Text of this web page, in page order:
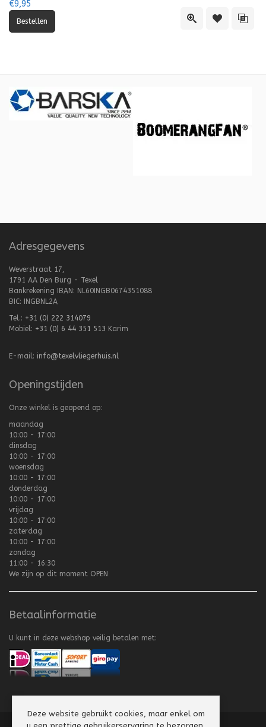
Quick ViewToevoegen
€9,95
Adresgegevens
Weverstraat 17,
1791 AA Den Burg - Texel
Bankrekening IBAN: NL60INGB0674351088
BIC: INGBNL2A
Tel.: +31 (0) 222 314079
Mobiel: +31 (0) 6 44 351 513 Karim
E-mail: info@texelvliegerhuis.nl
Openingstijden
Onze winkel is geopend op:
maandag
10:00 - 17:00
dinsdag
10:00 - 17:00
woensdag
10:00 - 17:00
donderdag
10:00 - 17:00
vrijdag
10:00 - 17:00
zaterdag
10:00 - 17:00
zondag
11:00 - 16:30
We zijn op dit moment OPEN
Betaalinformatie
U kunt in deze webshop veilig betalen met:
Deze website gebruikt cookies, maar enkel om